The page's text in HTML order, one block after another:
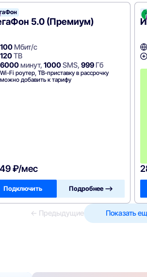
МегаФон
5.0 (Премиум)
100Мбит/с
120ТВ
6000минут, 1000SMS, 999Гб
Wi-Fi роутер, ТВ-приставку в рассрочку
можно добавить к тарифу
₽/мес
Подключить Подробнее —>
← Предыдущие Показать